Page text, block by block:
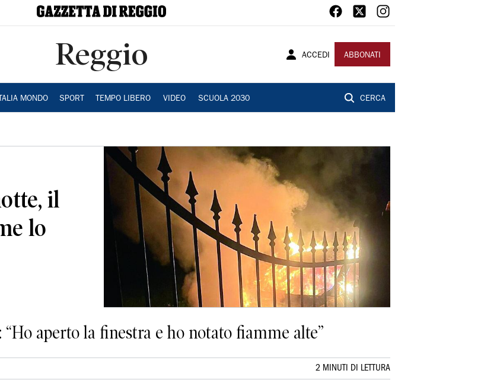
Reggio ACCEDI ABBONATI
MONDO SPORT TEMPO LIBERO VIDEO SCUOLA 2030 CERCA
il
lo
aperto la finestra e ho notato fiamme alte”
2 MINUTI DI LETTURA